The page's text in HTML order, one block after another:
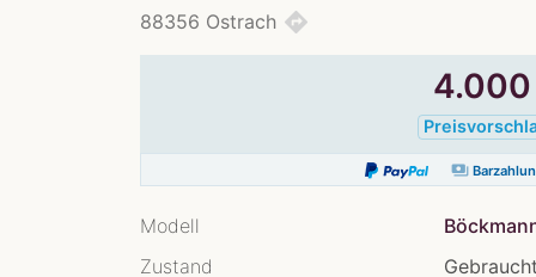
88356 Ostrach directions
4.000
payments
Modell
Zustand